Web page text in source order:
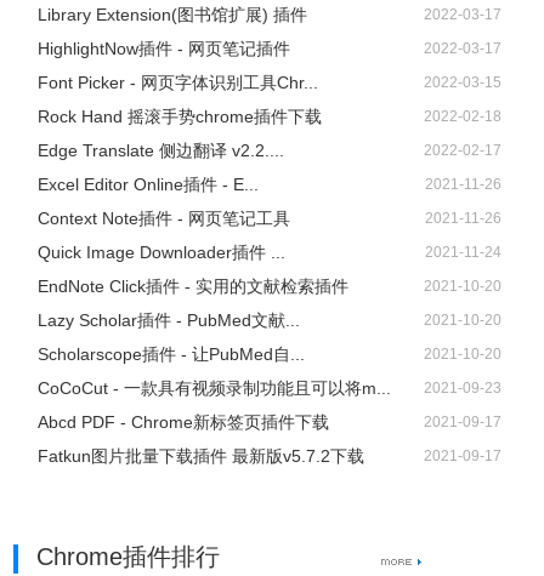
Library Extension(图书馆扩展) 插件 2022-03-17
HighlightNow插件 - 网页笔记插件 2022-03-17
Font Picker - 网页字体识别工具Chr... 2022-03-15
Rock Hand 摇滚手势chrome插件下载 2022-02-18
Edge Translate 侧边翻译 v2.2.... 2022-02-17
Excel Editor Online插件 - E... 2021-11-26
Context Note插件 - 网页笔记工具 2021-11-26
Quick Image Downloader插件 ... 2021-11-24
EndNote Click插件 - 实用的文献检索插件 2021-10-20
Lazy Scholar插件 - PubMed文献... 2021-10-20
Scholarscope插件 - 让PubMed自... 2021-10-20
CoCoCut - 一款具有视频录制功能且可以将m... 2021-09-23
Abcd PDF - Chrome新标签页插件下载 2021-09-17
Fatkun图片批量下载插件 最新版v5.7.2下载 2021-09-17
Chrome插件排行